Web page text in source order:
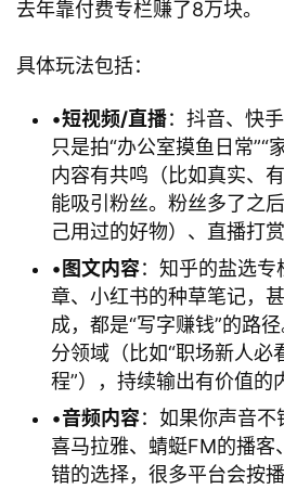
去年靠付费专栏赚了8万块。
具体玩法包括：
•​短视频/直播​：抖音、快
只是拍“办公室摸鱼日常”“
内容有共鸣（比如真实、
能吸引粉丝。粉丝多了之
己用过的好物）、直播打
• ​图文内容​：知乎的盐选
章、小红书的种草笔记，
成，都是“写字赚钱”的路
分领域（比如“职场新人必
程”），持续输出有价值的
•​音频内容​：如果你声音不
喜马拉雅、蜻蜓FM的播客
错的选择，很多平台会按播